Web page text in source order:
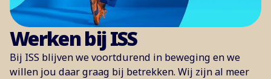
Werken bij ISS
Bij ISS blijven we voortdurend in beweging en we
willen jou daar graag bij betrekken. Wij zijn al meer